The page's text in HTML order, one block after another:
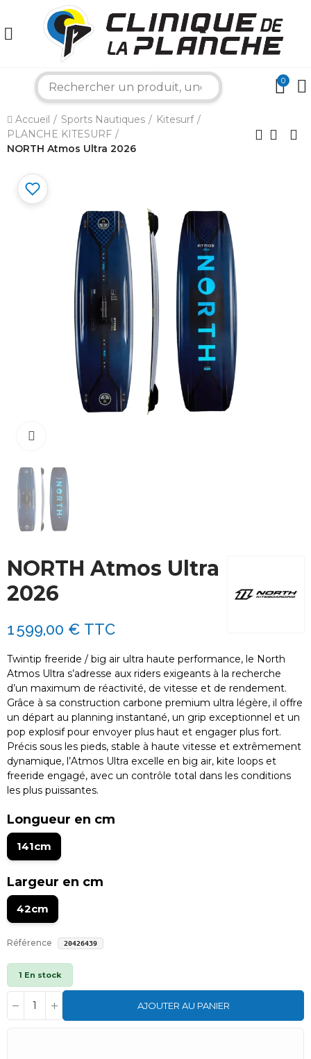
0
Accueil Sports Nautiques
Kitesurf
PLANCHE KITESURF
NORTH Atmos Ultra 2026
NORTH Atmos Ultra
2026
1 599,00 € TTC
Twintip freeride / big air ultra haute performance, le North
Atmos Ultra s’adresse aux riders exigeants à la recherche
d’un maximum de réactivité, de vitesse et de rendement.
Grâce à sa construction carbone premium ultra légère, il offre
un départ au planning instantané, un grip exceptionnel et un
pop explosif pour envoyer plus haut et engager plus fort.
Précis sous les pieds, stable à haute vitesse et extrêmement
dynamique, l’Atmos Ultra excelle en big air, kite loops et
freeride engagé, avec un contrôle total dans les conditions
les plus puissantes.
Longueur en cm
141cm
Largeur en cm
42cm
Référence 20426439
1 En stock
AJOUTER AU PANIER
Bonjour ! Je suis votre expert nautique.